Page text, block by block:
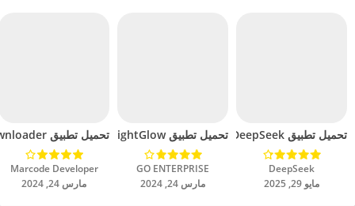
تحميل تطبيق DeepSeek مهكر للاندرويد 2025
DeepSeek‏
مايو 29, 2025
تحميل تطبيق BrightGlow مهكر للاندرويد 2024
GO ENTERPRISE‏
مارس 24, 2024
تحميل تطبيق mp4 video downloader مهكر للاندرويد 2024
Marcode Developer‏
مارس 24, 2024